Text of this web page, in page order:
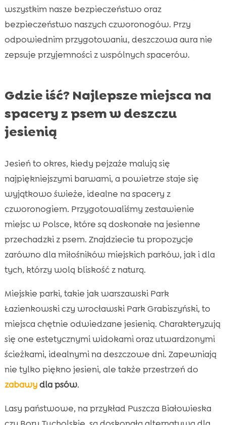
wszystkim nasze bezpieczeństwo oraz
bezpieczeństwo naszych czworonogów. Przy
odpowiednim przygotowaniu, deszczowa aura nie
zepsuje przyjemności z wspólnych spacerów.
Gdzie iść? Najlepsze miejsca na
spacery z psem w deszczu
jesienią
Jesień to okres, kiedy pejzaże malują się
najpiękniejszymi barwami, a powietrze staje się
wyjątkowo świeże, idealne na spacery z
czworonogiem. Przygotowaliśmy zestawienie
miejsc w Polsce, które są doskonałe na jesienne
przechadzki z psem. Znajdziecie tu propozycje
zarówno dla miłośników miejskich parków, jak i dla
tych, którzy wolą bliskość z naturą.
Miejskie parki, takie jak warszawski Park
Łazienkowski czy wrocławski Park Grabiszyński, to
miejsca chętnie odwiedzane jesienią. Charakteryzują
się one estetycznymi widokami oraz utwardzonymi
ścieżkami, idealnymi na deszczowe dni. Zapewniają
nie tylko piękno jesieni, ale także przestrzeń do
zabawydla psów.
Lasy państwowe, na przykład Puszcza Białowieska